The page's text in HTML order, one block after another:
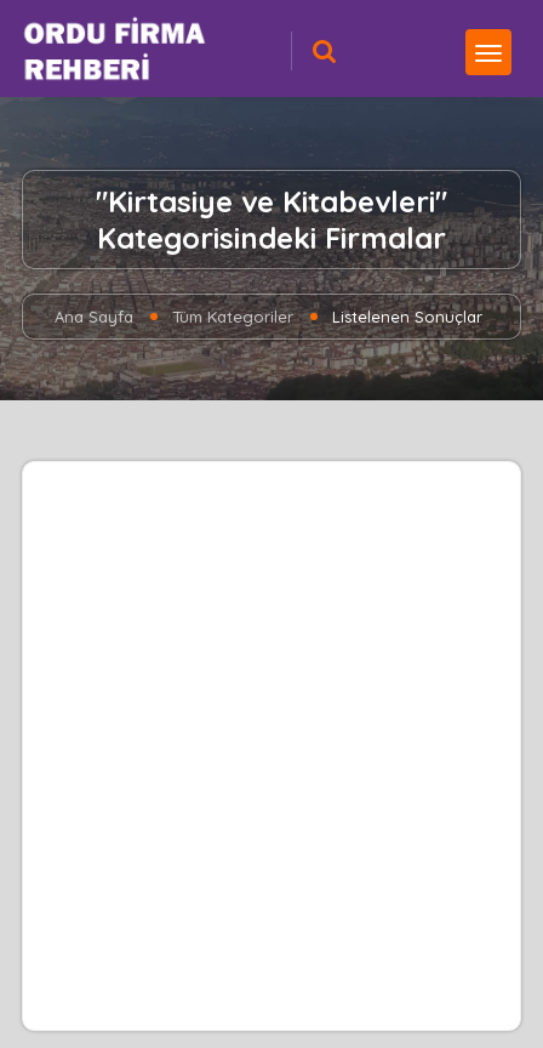
"Kirtasiye ve Kitabevleri"
Kategorisindeki Firmalar
Ana Sayfa Tüm Kategoriler Listelenen Sonuçlar